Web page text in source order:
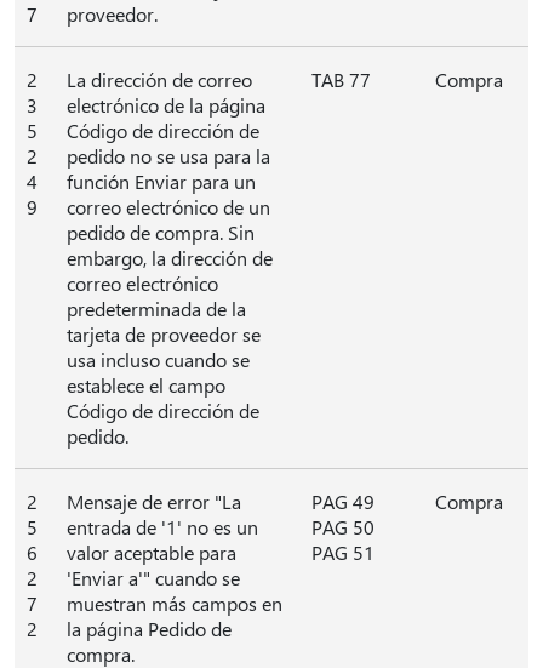
7
proveedor.
2
3
5
2
4
9
La dirección de correo
electrónico de la página
Código de dirección de
pedido no se usa para la
función Enviar para un
correo electrónico de un
pedido de compra. Sin
embargo, la dirección de
correo electrónico
predeterminada de la
tarjeta de proveedor se
usa incluso cuando se
establece el campo
Código de dirección de
pedido.
TAB 77 Compra
2
5
6
2
7
2
Mensaje de error "La
entrada de '1' no es un
valor aceptable para
'Enviar a'" cuando se
muestran más campos en
la página Pedido de
compra.
PAG 49
PAG 50
PAG 51
Compra